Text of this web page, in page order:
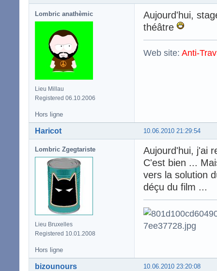
Lombric anathèmic
Lieu Millau
Registered 06.10.2006
Aujourd'hui,
théâtre
Web site: Anti-
Hors ligne
10.06.2010 21:29:54
Haricot
Lombric Zgegtariste
Lieu Bruxelles
Registered 10.01.2008
Aujourd'hui, j'ai
C'est bien ...
vers la solution
déçu du film ...
Hors ligne
10.06.2010 23:20:08
bizounours